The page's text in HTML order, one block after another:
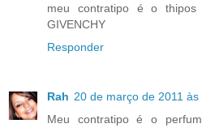
meu contratipo é o
GIVENCHY
Responder
Rah 20 de março de 2011 às
Meu contratipo é o